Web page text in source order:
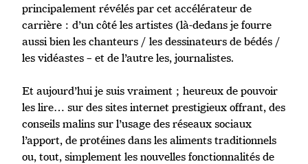
principalement révélés par cet accélérateur de
carrière : d’un côté les artistes (là-dedans je fourre
aussi bien les chanteurs / les dessinateurs de bédés /
les vidéastes – et de l’autre les, journalistes.
Et aujourd’hui je suis vraiment ; heureux de pouvoir
les lire… sur des sites internet prestigieux offrant, des
conseils malins sur l’usage des réseaux sociaux
l’apport, de protéines dans les aliments traditionnels
ou, tout, simplement les nouvelles fonctionnalités de